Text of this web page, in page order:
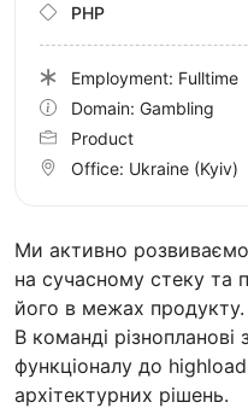
Ми активно
на сучасному стеку та
його в межах продукту.
В команді різнопланові
функціоналу до
архітектурних рішень.
PHP
Employment: Fulltime
Domain: Gambling
Product
Office: Ukraine (Kyiv)